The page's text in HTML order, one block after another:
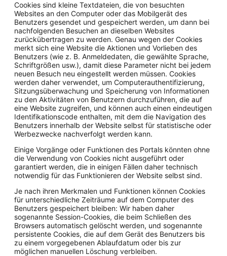
Cookies sind kleine Textdateien, die von besuchten
Websites an den Computer oder das Mobilgerät des
Benutzers gesendet und gespeichert werden, um dann bei
nachfolgenden Besuchen an dieselben Websites
zurückübertragen zu werden. Genau wegen der Cookies
merkt sich eine Website die Aktionen und Vorlieben des
Benutzers (wie z. B. Anmeldedaten, die gewählte Sprache,
Schriftgrößen usw.), damit diese Parameter nicht bei jedem
neuen Besuch neu eingestellt werden müssen. Cookies
werden daher verwendet, um Computerauthentifizierung,
Sitzungsüberwachung und Speicherung von Informationen
zu den Aktivitäten von Benutzern durchzuführen, die auf
eine Website zugreifen, und können auch einen eindeutigen
Identifikationscode enthalten, mit dem die Navigation des
Benutzers innerhalb der Website selbst für statistische oder
Werbezwecke nachverfolgt werden kann.
Einige Vorgänge oder Funktionen des Portals könnten ohne
die Verwendung von Cookies nicht ausgeführt oder
garantiert werden, die in einigen Fällen daher technisch
notwendig für das Funktionieren der Website selbst sind.
Je nach ihren Merkmalen und Funktionen können Cookies
für unterschiedliche Zeiträume auf dem Computer des
Benutzers gespeichert bleiben: Wir haben daher
sogenannte Session-Cookies, die beim Schließen des
Browsers automatisch gelöscht werden, und sogenannte
persistente Cookies, die auf dem Gerät des Benutzers bis
zu einem vorgegebenen Ablaufdatum oder bis zur
möglichen manuellen Löschung verbleiben.